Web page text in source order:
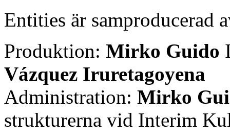
Entities är samproducerad
Produktion: Mirko Guido
Vázquez Iruretagoyena
Administration: Mirko
strukturerna vid Interim